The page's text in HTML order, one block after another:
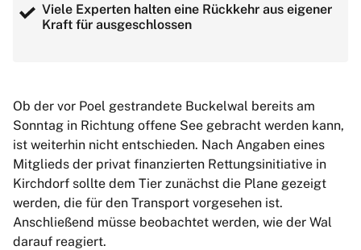
Viele Experten halten eine Rückkehr aus eigener
Kraft für ausgeschlossen
Ob der vor Poel gestrandete Buckelwal bereits am
Sonntag in Richtung offene See gebracht werden kann,
ist weiterhin nicht entschieden. Nach Angaben eines
Mitglieds der privat finanzierten Rettungsinitiative in
Kirchdorf sollte dem Tier zunächst die Plane gezeigt
werden, die für den Transport vorgesehen ist.
Anschließend müsse beobachtet werden, wie der Wal
darauf reagiert.